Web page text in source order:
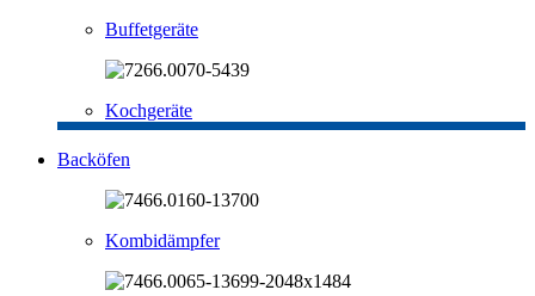
Buffetgeräte
Kochgeräte
Backöfen
Kombidämpfer